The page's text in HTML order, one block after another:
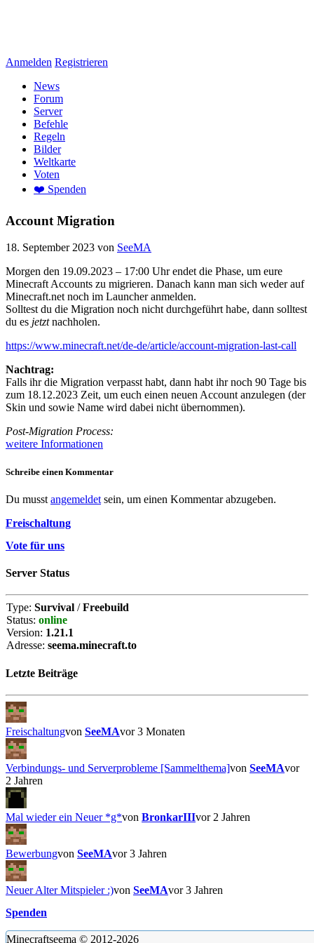
Anmelden Registrieren
News
Forum
Server
Befehle
Regeln
Bilder
Weltkarte
Voten
❤️ Spenden
Account Migration
18. September 2023 von SeeMA
Morgen den 19.09.2023 – 17:00 Uhr endet die Phase, um eure
Minecraft Accounts zu migrieren. Danach kann man sich weder auf
Minecraft.net noch im Launcher anmelden.
Solltest du die Migration noch nicht durchgeführt habe, dann solltest
du es jetztnachholen.
https://www.minecraft.net/de-de/article/account-migration-last-call
Nachtrag:
Falls ihr die Migration verpasst habt, dann habt ihr noch 90 Tage bis
zum 18.12.2023 Zeit, um euch einen neuen Account anzulegen (der
Skin und sowie Name wird dabei nicht übernommen).
Post-Migration Process:
weitere Informationen
Schreibe einen Kommentar
Du musst angemeldet sein, um einen Kommentar abzugeben.
Freischaltung
Vote für uns
Server Status
Type: Survival /Freebuild
Status: online
Version: 1.21.1
Adresse: seema.minecraft.to
Letzte Beiträge
Freischaltungvon SeeMAvor 3 Monaten
Verbindungs- und Serverprobleme [Sammelthema]von SeeMAvor
2 Jahren
Mal wieder ein Neuer *g*von BronkarIIIvor 2 Jahren
Bewerbungvon SeeMAvor 3 Jahren
Neuer Alter Mitspieler :)von SeeMAvor 3 Jahren
Spenden
Minecraftseema © 2012-2026